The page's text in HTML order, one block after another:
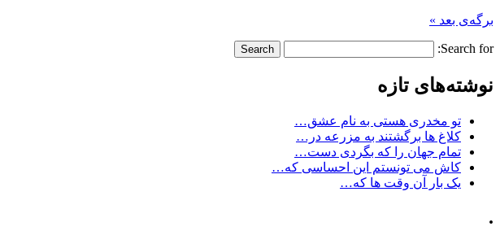
برگه‌ی بعد »
Search for:
نوشته‌های تازه
تو مخدری هستی به نام عشق…
کلاغ ها برگشتند به مزرعه در…
تمام جهان را که بگردی دست…
کاش می تونستم این احساسی که…
یک بار آن وقت ها که…
.